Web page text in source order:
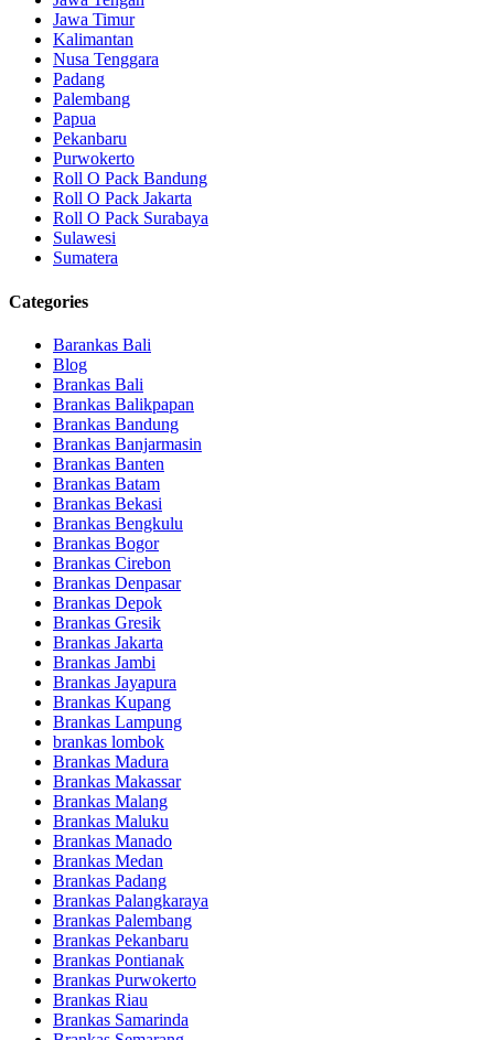
Jawa Timur
Kalimantan
Nusa Tenggara
Padang
Palembang
Papua
Pekanbaru
Purwokerto
Roll O Pack Bandung
Roll O Pack Jakarta
Roll O Pack Surabaya
Sulawesi
Sumatera
Categories
Barankas Bali
Blog
Brankas Bali
Brankas Balikpapan
Brankas Bandung
Brankas Banjarmasin
Brankas Banten
Brankas Batam
Brankas Bekasi
Brankas Bengkulu
Brankas Bogor
Brankas Cirebon
Brankas Denpasar
Brankas Depok
Brankas Gresik
Brankas Jakarta
Brankas Jambi
Brankas Jayapura
Brankas Kupang
Brankas Lampung
brankas lombok
Brankas Madura
Brankas Makassar
Brankas Malang
Brankas Maluku
Brankas Manado
Brankas Medan
Brankas Padang
Brankas Palangkaraya
Brankas Palembang
Brankas Pekanbaru
Brankas Pontianak
Brankas Purwokerto
Brankas Riau
Brankas Samarinda